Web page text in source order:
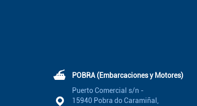
⛴
POBRA (Embarcaciones y Motores)
Puerto Comercial s/n -
15940 Pobra do Caramiñal,